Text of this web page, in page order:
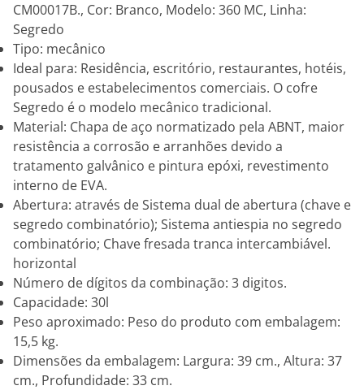
CM00017B., Cor: Branco, Modelo: 360 MC, Linha:
Segredo
Tipo: mecânico
Ideal para: Residência, escritório, restaurantes, hotéis,
pousados e estabelecimentos comerciais. O cofre
Segredo é o modelo mecânico tradicional.
Material: Chapa de aço normatizado pela ABNT, maior
resistência a corrosão e arranhões devido a
tratamento galvânico e pintura epóxi, revestimento
interno de EVA.
Abertura: através de Sistema dual de abertura (chave e
segredo combinatório); Sistema antiespia no segredo
combinatório; Chave fresada tranca intercambiável.
horizontal
Número de dígitos da combinação: 3 digitos.
Capacidade: 30l
Peso aproximado: Peso do produto com embalagem:
15,5 kg.
Dimensões da embalagem: Largura: 39 cm., Altura: 37
cm., Profundidade: 33 cm.